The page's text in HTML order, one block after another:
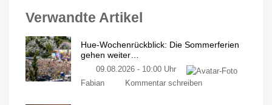
Verwandte Artikel
Hue-Wochenrückblick: Die Sommerferien
gehen weiter…
09.08.2026 - 10:00 Uhr
Fabian
Kommentar schreiben